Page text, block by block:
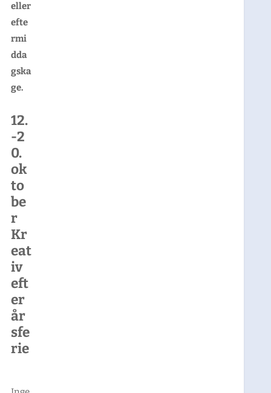
eller
efte
rmi
dda
gska
ge.
12.
-2
0.
ok
to
be
r
Kr
eat
iv
eft
er
år
sfe
rie